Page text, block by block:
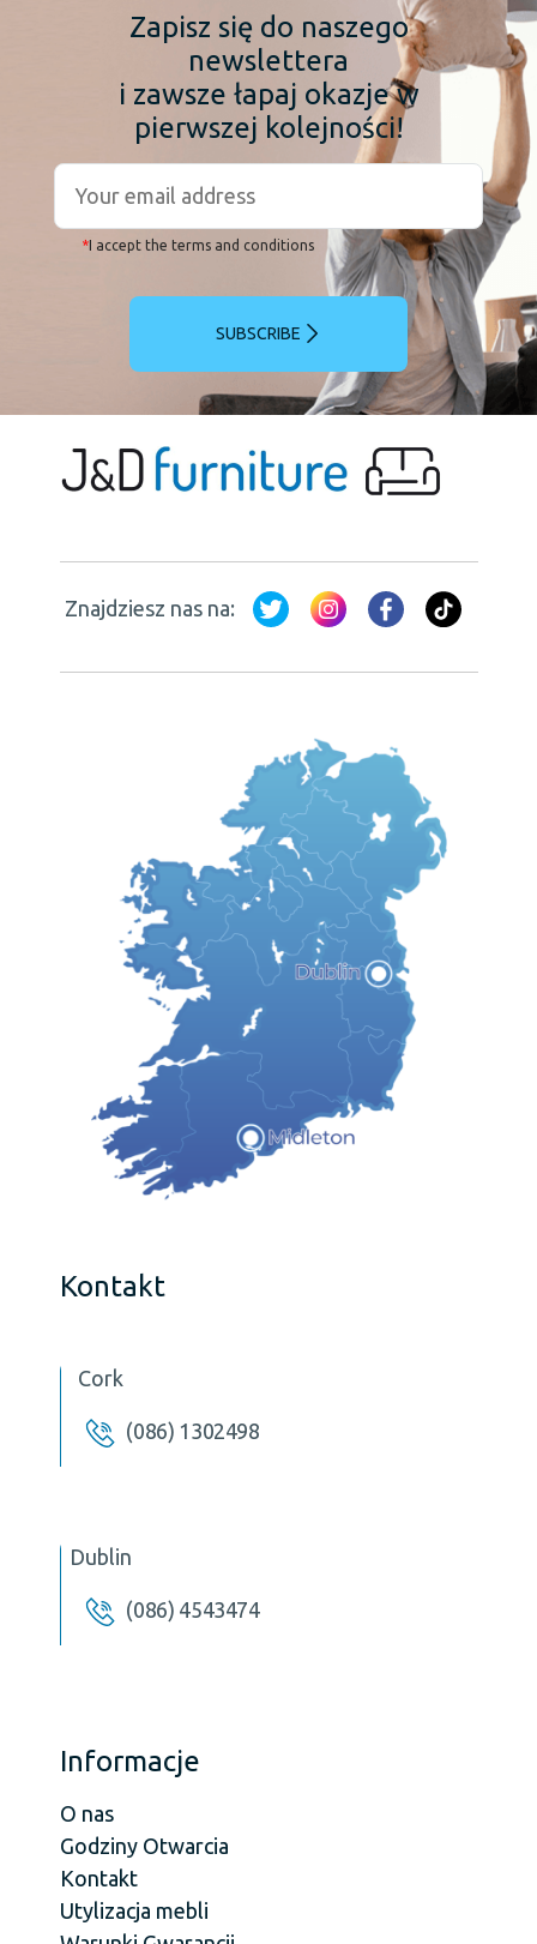
Zapisz się do naszego
newslettera
i zawsze łapaj okazje w
pierwszej kolejności!
* I accept the terms and conditions
SUBSCRIBE
Znajdziesz nas na:
Kontakt
Cork
(086) 1302498
Dublin
(086) 4543474
Informacje
O nas
Godziny Otwarcia
Kontakt
Utylizacja mebli